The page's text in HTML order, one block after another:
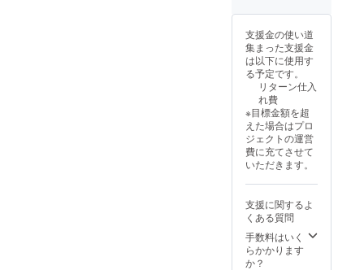
ださ
い。
支援
者：1人
お届け
2025年
06月
ます
が、万
が一初
期不良
が発覚
した場
合は、
即時交
換対応
させて
いただ
きま
す。不
良が発
覚した
場合は
問い合
わせ
ページ
により
発送期
日が遅
れる場
合がご
ざいま
す。 ＊
配送状
況のト
ラブル
等によ
り遅れ
る可能
性もご
ざいま
す。 ＊
検品に
は万全
を期し
いの
で、シ
ワが目
立つ場
合がご
ざいま
す。(ご
使用に
問題は
ありま
せん。)
＊ご注
文状
況、使
用部材
の手
配・製
造工程
上など
みの価
格とな
りま
す。 ＊
商品の
色合い
は、PC
の画面
と実物
で多少
異なっ
て見え
ること
がござ
す。 ＊
使用し
ている
生地が
長さ
原産
国
中国
【販売
元】 株
アス
ティ 日
本（埼
玉県）
商品発
送元
※商品サ
イズ画
像添付
参照 ＊
送料込
支援金の使い道
集まった支援金
は以下に使用す
る予定です。
リターン仕入
れ費
※目標金額を超
えた場合はプロ
ジェクトの運営
費に充てさせて
いただきます。
支援に関するよ
くある質問
手数料はいく
らかかります
か？